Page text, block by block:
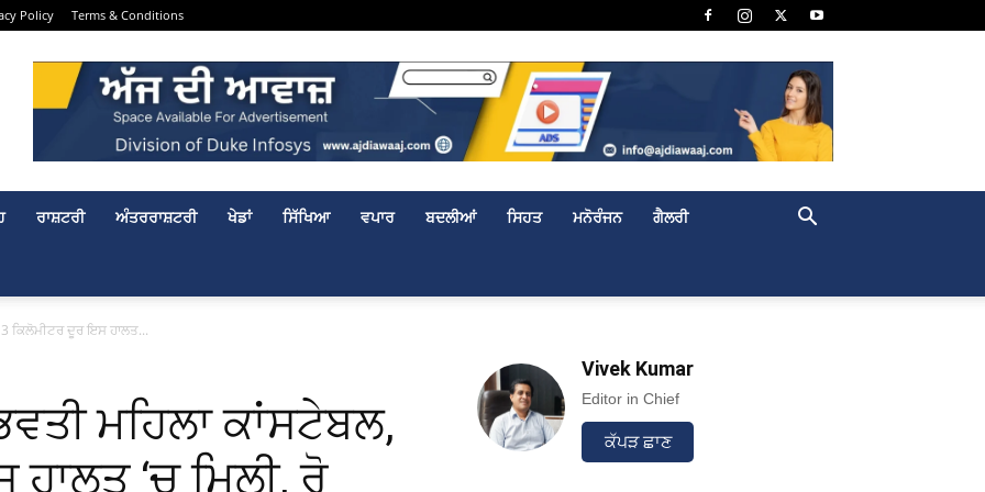
Policy Terms & Conditions
ਰਾਸ਼ਟਰੀ ਅੰਤਰਰਾਸ਼ਟਰੀ ਖੇਡਾਂ ਸਿੱਖਿਆ ਵਪਾਰ ਬਦਲੀਆਂ ਸਿਹਤ ਮਨੋਰੰਜਨ ਗੈਲਰੀ
3 ਕਿਲੋਮੀਟਰ ਦੂਰ ਇਸ ਹਾਲਤ...
ਮਹਿਲਾ ਕਾਂਸਟੇਬਲ,
‘ਚ ਮਿਲੀ, ਰੋ
Vivek Kumar
Editor in Chief
ਕੱਪੜ ਛਾਣ